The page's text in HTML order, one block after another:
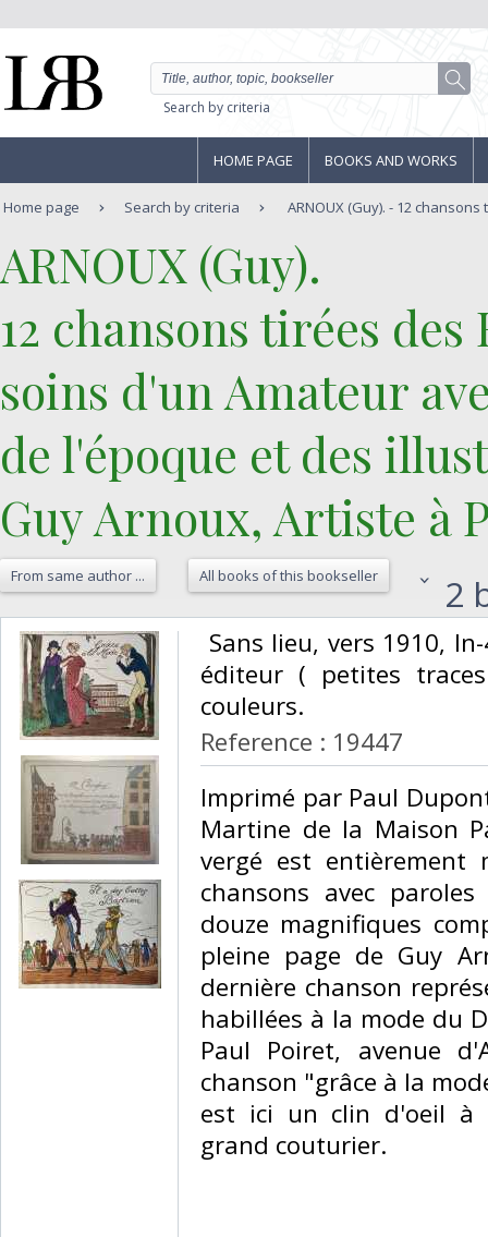
Search by criteria
HOME PAGE BOOKS AND WORKS
Home page Search by criteria ARNOUX (Guy). - 12
‎ARNOUX (Guy).‎
‎12 chansons tirées
soins d'un Amateur
de l'époque et des
Guy Arnoux, Artiste à
From same author ... All books of this bookseller 2
Sans lieu, vers 1910,
éditeur ( petites
couleurs. ‎
Reference : 19447
‎Imprimé par Paul
Martine de la Maison
vergé est entièrement
chansons avec
douze magnifiques
pleine page de Guy
dernière chanson
habillées à la mode du
Paul Poiret, avenue
chanson "grâce à la
est ici un clin d'oeil à
grand couturier. ‎